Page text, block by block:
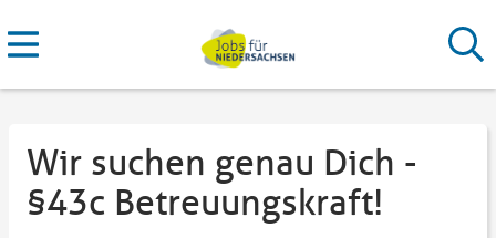
Wir suchen genau Dich -
§43c Betreuungskraft!